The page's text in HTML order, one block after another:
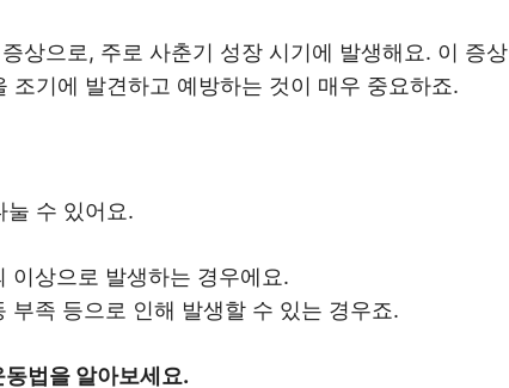
상으로, 주로 사춘기 성장 시기에 발생해요. 이 증
조기에 발견하고 예방하는 것이 매우 중요하죠.
눌 수 있어요.
이상으로 발생하는 경우에요.
부족 등으로 인해 발생할 수 있는 경우죠.
법을 알아보세요.